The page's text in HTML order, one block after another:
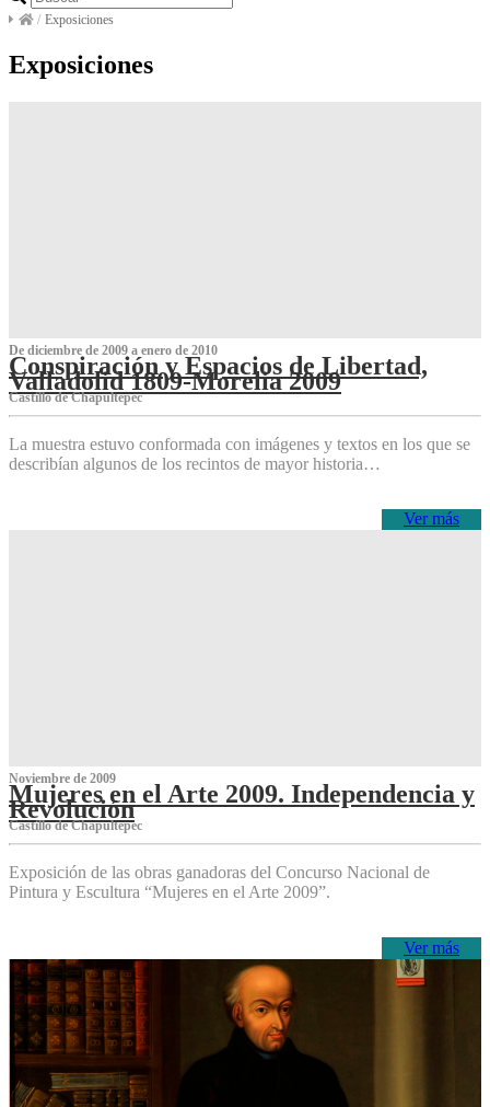
/ Exposiciones
Exposiciones
De diciembre de 2009 a enero de 2010
Conspiración y Espacios de Libertad,
Valladolid 1809-Morelia 2009
Castillo de Chapultepec
La muestra estuvo conformada con imágenes y textos en los que se
describían algunos de los recintos de mayor historia…
Ver más
Noviembre de 2009
Mujeres en el Arte 2009. Independencia y
Revolución
Castillo de Chapultepec
Exposición de las obras ganadoras del Concurso Nacional de
Pintura y Escultura “Mujeres en el Arte 2009”.
Ver más